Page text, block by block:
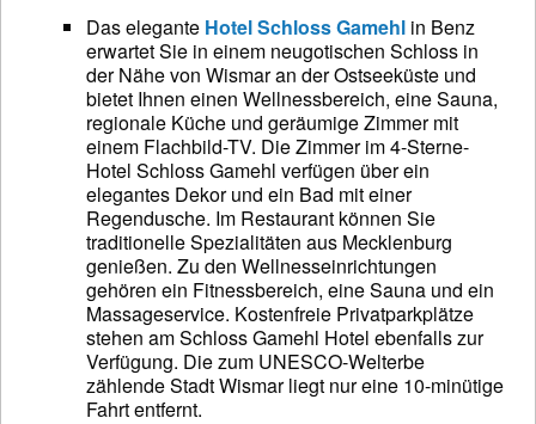
Das elegante Hotel Schloss Gamehl in Benz
erwartet Sie in einem neugotischen Schloss in
der Nähe von Wismar an der Ostseeküste und
bietet Ihnen einen Wellnessbereich, eine Sauna,
regionale Küche und geräumige Zimmer mit
einem Flachbild-TV. Die Zimmer im 4-Sterne-
Hotel Schloss Gamehl verfügen über ein
elegantes Dekor und ein Bad mit einer
Regendusche. Im Restaurant können Sie
traditionelle Spezialitäten aus Mecklenburg
genießen. Zu den Wellnesseinrichtungen
gehören ein Fitnessbereich, eine Sauna und ein
Massageservice. Kostenfreie Privatparkplätze
stehen am Schloss Gamehl Hotel ebenfalls zur
Verfügung. Die zum UNESCO-Welterbe
zählende Stadt Wismar liegt nur eine 10-minütige
Fahrt entfernt.